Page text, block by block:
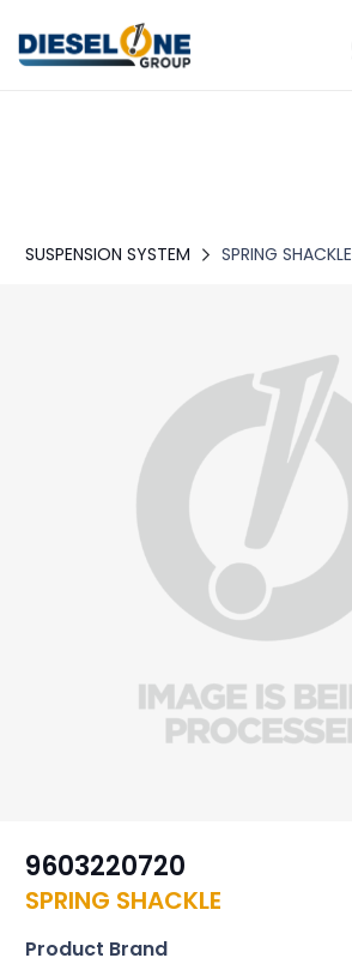
SUSPENSION SYSTEM SPRING SHACKLE
9603220720
SPRING SHACKLE
Product Brand